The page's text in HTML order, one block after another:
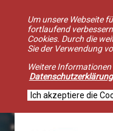
Um unsere Webseite
fortlaufend
Cookies. Durch die
Sie der Verwendung
Weitere
Datenschutzerklärung